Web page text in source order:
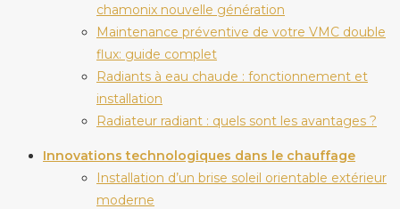
chamonix nouvelle génération
Maintenance préventive de votre VMC double
flux: guide complet
Radiants à eau chaude : fonctionnement et
installation
Radiateur radiant : quels sont les avantages ?
Innovations technologiques dans le chauffage
Installation d’un brise soleil orientable extérieur
moderne